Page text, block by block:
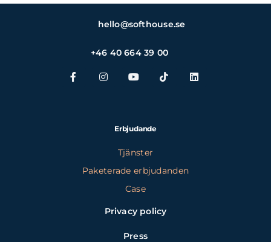
hello@softhouse.se
+46 40 664 39 00
Erbjudande
Tjänster
Paketerade erbjudanden
Case
Privacy policy
Press